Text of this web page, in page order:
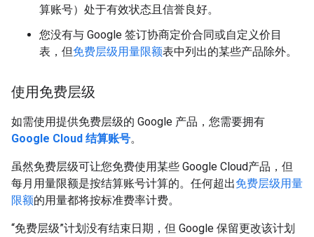
算账号）处于有效状态且信誉良好。
您没有与 Google 签订协商定价合同或自定义价目
表，但免费层级用量限额表中列出的某些产品除外。
使用免费层级
如需使用提供免费层级的 Google 产品，您需要拥有
Google Cloud 结算账号。
虽然免费层级可让您免费使用某些 Google Cloud产品，但
每月用量限额是按结算账号计算的。任何超出免费层级用量
限额的用量都将按标准费率计费。
“免费层级”计划没有结束日期，但 Google 保留更改该计划